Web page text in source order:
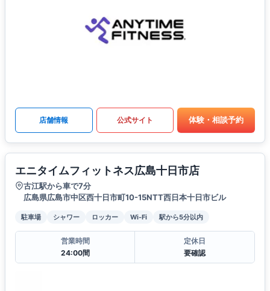
店舗情報 公式サイト 体験・相談予約
エニタイムフィットネス広島十日市店
古江駅から車で7分
広島県広島市中区西十日市町10-15NTT西日本十日市ビル
駐車場 シャワー ロッカー Wi-Fi 駅から5分以内
営業時間
24:00間
定休日
要確認